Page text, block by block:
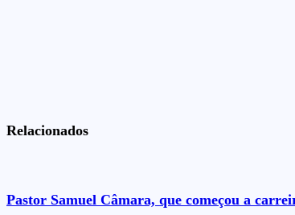
Relacionados
Pastor Samuel Câmara, que começou a